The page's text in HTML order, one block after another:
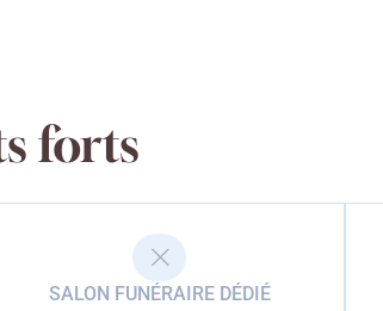
forts
SALON FUNÉRAIRE DÉDIÉ